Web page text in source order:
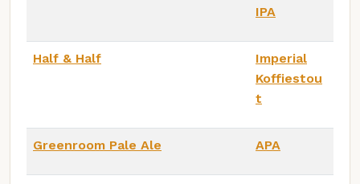
IPA
Half & Half
Imperial
Koffiestou
t
Greenroom Pale Ale APA